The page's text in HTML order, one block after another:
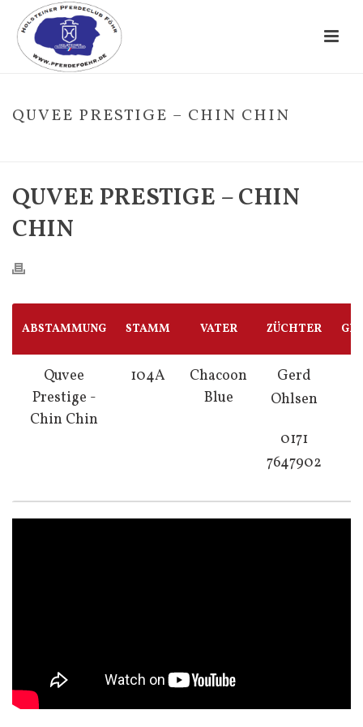
QUVEE PRESTIGE – CHIN CHIN
QUVEE PRESTIGE – CHIN
CHIN
ABSTAMMUNG STAMM VATER ZÜCHTER
Quvee
Prestige -
Chin Chin
104A
Chacoon
Blue
Gerd
Ohlsen
0171
7647902